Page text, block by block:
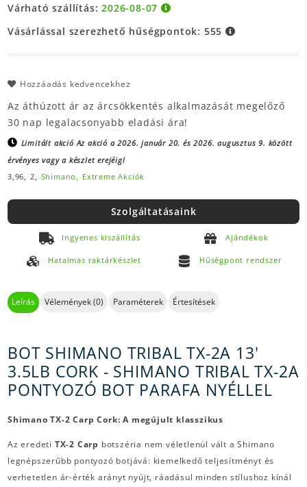
Várható szállítás:2026-08-07
Vásárlással szerezhető hűségpontok: 555
Hozzáadás kedvencekhez
Az áthúzott ár az árcsökkentés alkalmazását megelőző
30 nap legalacsonyabb eladási ára!
Limitált akció Az akció a 2026. január 20. és 2026. augusztus 9. között
érvényes vagy a készlet erejéig!
3,96, 2, Shimano, Extreme Akciók
Szolgáltatásaink
Ingyenes kiszállítás Ajándékok
Hatalmas raktárkészlet Hűségpont rendszer
Leírás Vélemények (0) Paraméterek Értesítések
BOT SHIMANO TRIBAL TX-2A 13'
3.5LB CORK - SHIMANO TRIBAL TX-2A
PONTYOZÓ BOT PARAFA NYÉLLEL
Shimano TX-2 Carp Cork: A megújult klasszikus
Az eredeti TX-2 Carp botszéria nem véletlenül vált a Shimano
legnépszerűbb pontyozó botjává: kiemelkedő teljesítményt és
verhetetlen ár-érték arányt nyújt, ráadásul minden stílushoz kínál